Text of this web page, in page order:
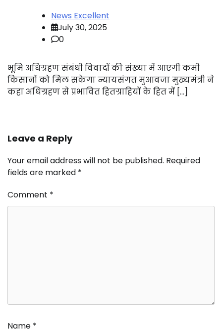
News Excellent
July 30, 2025
0
भूमि अधिग्रहण संबंधी विवादों की संख्या में आएगी कमी
किसानों को मिल सकेगा न्यायसंगत मुआवजा मुख्यमंत्री ने
कहा अधिग्रहण से प्रभावित हितग्राहियों के हित में […]
Leave a Reply
Your email address will not be published. Required
fields are marked *
Comment *
Name *